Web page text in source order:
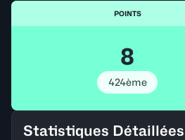
POINTS
8
424ème
Statistiques Détaillées